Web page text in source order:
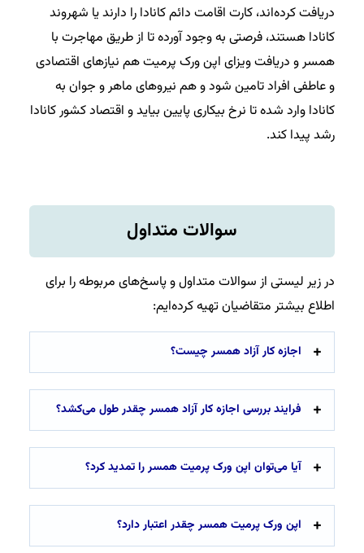
دریافت کرده‌اند، کارت اقامت دائم کانادا را دارند یا شهروند
کانادا هستند، فرصتی به وجود آورده تا از طریق مهاجرت با
همسر و دریافت ویزای اپن ورک پرمیت هم نیاز‌های اقتصادی
و عاطفی افراد تامین شود و هم نیروهای ماهر و جوان به
کانادا وارد شده تا نرخ بیکاری پایین بیاید و اقتصاد کشور کانادا
رشد پیدا کند.
سوالات متداول
در زیر لیستی از سوالات متداول و پاسخ‌های مربوطه را برای
اطلاع بیشتر متقاضیان تهیه کرده‌ایم:
اجازه کار آزاد همسر چیست؟
فرایند بررسی اجازه کار آزاد همسر چقدر طول می‌کشد؟
آیا می‌توان اپن ورک پرمیت همسر را تمدید کرد؟
اپن ورک پرمیت همسر چقدر اعتبار دارد؟